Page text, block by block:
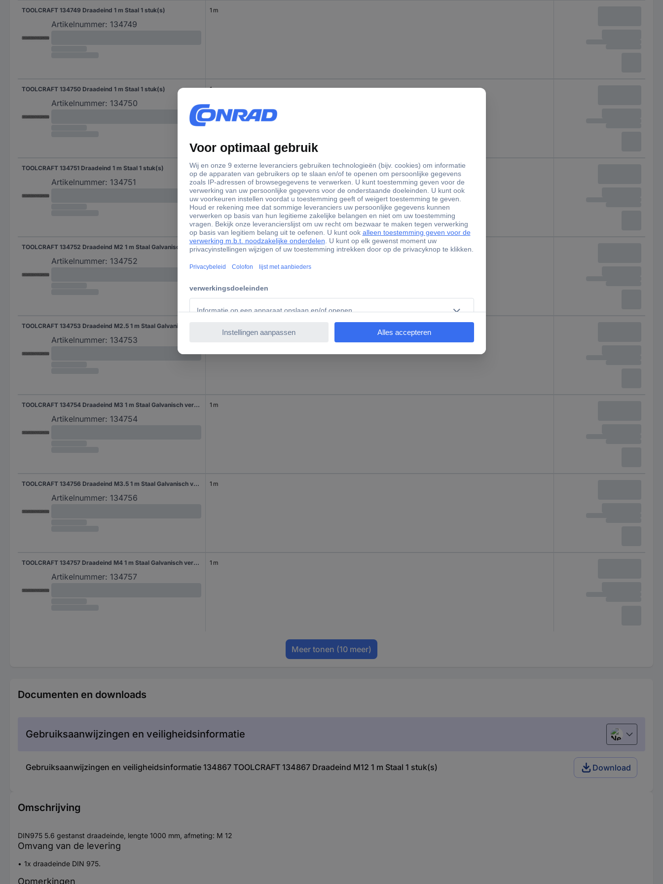
TOOLCRAFT 134749 Draadeind 1 m Staal 1 stuk(s)
Artikelnummer: 134749
1 m
TOOLCRAFT 134750 Draadeind 1 m Staal 1 stuk(s)
Artikelnummer: 134750
1 m
TOOLCRAFT 134751 Draadeind 1 m Staal 1 stuk(s)
Artikelnummer: 134751
1 m
TOOLCRAFT 134752 Draadeind M2 1 m Staal Galvanisch verzinkt 1 stuk(s)
Artikelnummer: 134752
1 m
Artikelnummer: 134753
TOOLCRAFT 134754 Draadeind M3 1 m Staal Galvanisch verzinkt 1 stuk(s)
Artikelnummer: 134754
1 m
TOOLCRAFT 134756 Draadeind M3.5 1 m Staal Galvanisch verzinkt 1 stuk(s)
Artikelnummer: 134756
1 m
TOOLCRAFT 134757 Draadeind M4 1 m Staal Galvanisch verzinkt 1 stuk(s)
Artikelnummer: 134757
1 m
Meer tonen (10 meer)
Documenten en downloads
Gebruiksaanwijzingen en veiligheidsinformatie Nederlands
Gebruiksaanwijzingen en veiligheidsinformatie 134867 TOOLCRAFT 134867 Draadeind M12 1 m Staal 1 stuk(s) Download
Omschrijving
DIN975 5.6 gestanst draadeinde, lengte 1000 mm, afmeting: M 12
Omvang van de levering
1x draadeinde DIN 975.
Opmerkingen